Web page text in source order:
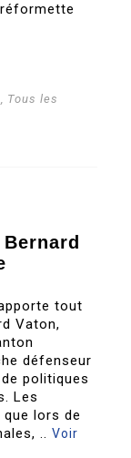
, Tous les
tout
Vaton,
défenseur
politiques
Les
lors de
..Voir